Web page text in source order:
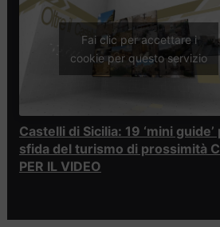
Fai clic per accettare i
cookie per questo servizio
Castelli di Sicilia: 19 ‘mini guide’
sfida del turismo di prossimità
PER IL VIDEO